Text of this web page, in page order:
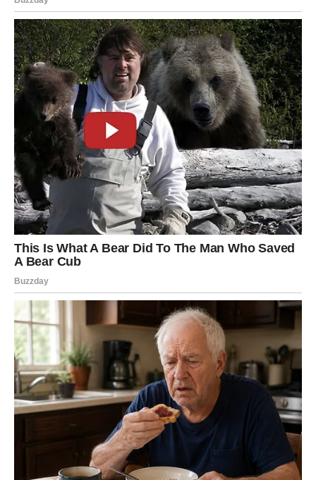
Vrijeme je da zablistate.
Sve ono što ste gradili tokom prethodnih mjeseci sada
počinje davati konkretne rezultate.
Najveća promjena
Poslovni uspjeh i finansijski napredak.
Dolazi vaša minuta slave
Pred vama su veoma pozitivni dani.
DJEVICA
Kod vas se mijenja način razmišljanja.
Počinjete jasnije vidjeti šta želite zadržati u životu, a šta
pustiti.
Najveća promjena
Nova životna perspektiva.